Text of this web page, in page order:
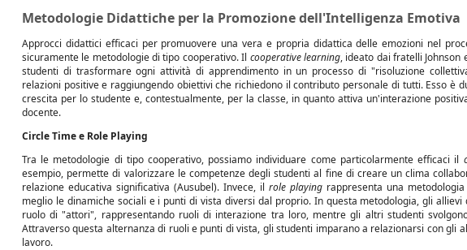
Metodologie Didattiche per la Promozione dell'Intelligenza Emotiva
Approcci didattici efficaci per promuovere una vera e propria didattica delle emozioni nel
sicuramente le metodologie di tipo cooperativo. Il cooperative learning, ideato dai fratelli Johnson
studenti di trasformare ogni attività di apprendimento in un processo di "risoluzione
relazioni positive e raggiungendo obiettivi che richiedono il contributo personale di tutti. Esso è
crescita per lo studente e, contestualmente, per la classe, in quanto attiva un'interazione
docente.
Circle Time e Role Playing
Tra le metodologie di tipo cooperativo, possiamo individuare come particolarmente efficaci il
esempio, permette di valorizzare le competenze degli studenti al fine di creare un clima
relazione educativa significativa (Ausubel). Invece, il role playingrappresenta una
meglio le dinamiche sociali e i punti di vista diversi dal proprio. In questa metodologia, gli
ruolo di "attori", rappresentando ruoli di interazione tra loro, mentre gli altri studenti
Attraverso questa alternanza di ruoli e punti di vista, gli studenti imparano a relazionarsi con gli
lavoro.